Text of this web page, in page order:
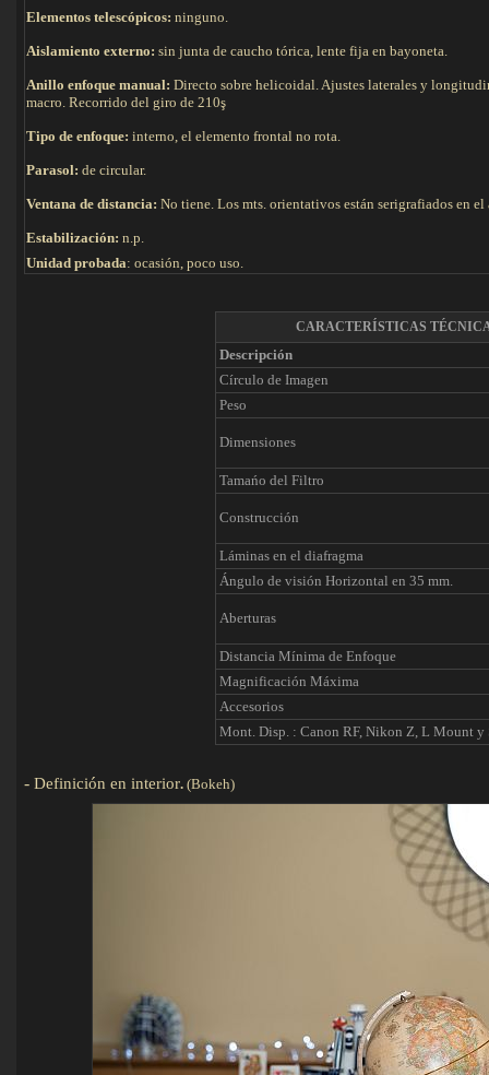
Elementos telescópicos: ninguno.
Aislamiento externo: sin junta de caucho tórica, lente fija en bayoneta.
Anillo enfoque manual: Directo sobre helicoidal. Ajustes laterales y
macro. Recorrido del giro de 210ş
Tipo de enfoque: interno, el elemento frontal no rota.
Parasol: de circular.
Ventana de distancia: No tiene. Los mts. orientativos están serigrafiados en
Estabilización: n.p.
Unidad probada: ocasión, poco uso.
CARACTERÍSTICAS
Descripción
Círculo de Imagen
Peso
Dimensiones
Tamańo del Filtro
Construcción
Láminas en el diafragma
Ángulo de visión Horizontal en 35 mm.
Aberturas
Distancia Mínima de Enfoque
Magnificación Máxima
Accesorios
Mont. Disp. : Canon RF, Nikon Z, L Mount y
- Definición en interior. (Bokeh)